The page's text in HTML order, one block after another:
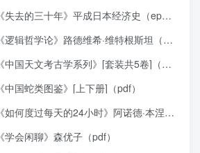
《失去的三十年》平成日本经济史（epub+mobi+azw3+pdf）
《逻辑哲学论》路德维希·维特根斯坦（epub+mobi+azw3+pdf）
《中国天文考古学系列》[套装共5卷]（epub+mobi+azw3+pdf）
《中国蛇类图鉴》[上下册]（pdf）
《如何度过每天的24小时》阿诺德·本涅特（epub+mobi+azw3+pdf）
《学会闲聊》森优子（pdf）